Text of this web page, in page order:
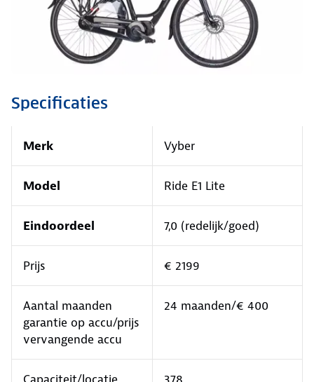
Specificaties
Merk Vyber
Model Ride E1 Lite
Eindoordeel 7,0 (redelijk/goed)
Prijs € 2199
Aantal maanden
garantie op accu/prijs
vervangende accu
24 maanden/€ 400